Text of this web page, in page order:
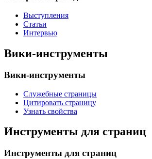
Выступления
Статьи
Интервью
Вики-инструменты
Вики-инструменты
Служебные страницы
Цитировать страницу
Узнать свойства
Инструменты для страниц
Инструменты для страниц